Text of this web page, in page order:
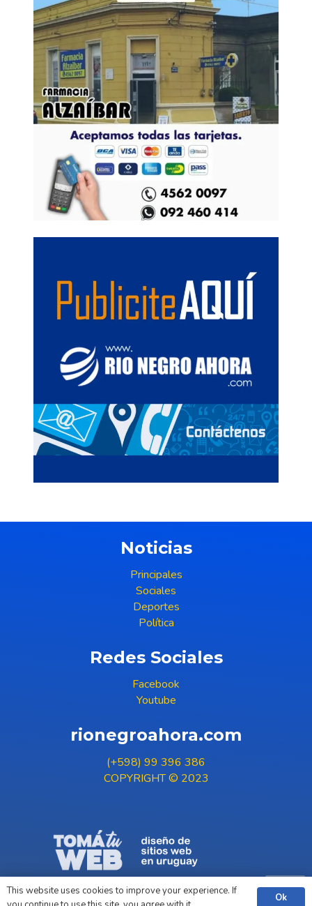
Noticias
Principales
Sociales
Deportes
Política
Redes Sociales
Facebook
Youtube
rionegroahora.com
(+598) 99 396 386
COPYRIGHT © 2023
This website uses cookies to improve your experience. If
Ok